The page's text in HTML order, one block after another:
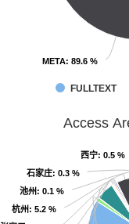
META: 89.6 %
META: 89.6 %
FULLTEXT
Access
杭州: 5.2 %
杭州: 5.2 %
池州: 0.1 %
池州: 0.1 %
石家庄: 0.3 %
石家庄: 0.3 %
西宁: 0.5 %
西宁: 0.5 %